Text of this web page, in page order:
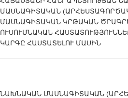
ՄԱՍՆԱԳԻՏԱԿԱՆ
ՄԱՍՆԱԳԻՏԱԿԱՆ ԿՐԹԱԿԱՆ
ՈՒՍՈՒՄՆԱԿԱՆ
ԿԱՐԳԸ ՀԱՍՏԱՏԵԼՈՒ ՄԱՍԻՆ
ՆԱԽՆԱԿԱՆ ՄԱՍՆԱԳԻՏԱԿԱՆ